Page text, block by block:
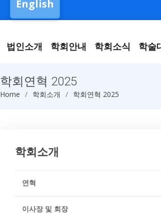
English
법인소개 학회안내 학회소식 학술
학회연혁 2025
Home 학회소개 학회연혁 2025
학회소개
연혁
이사장 및 회장